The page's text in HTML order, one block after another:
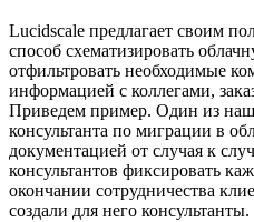
Lucidscale предлагает своим
способ схематизировать
отфильтровать необходимые
информацией с коллегами,
Приведем пример. Один из
консультанта по миграции в
документацией от случая к
консультантов фиксировать
окончании сотрудничества
создали для него консультанты.